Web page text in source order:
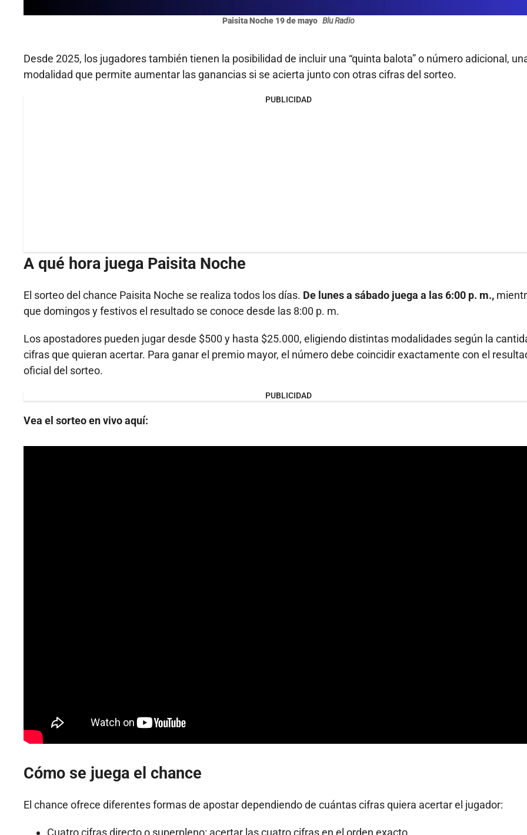
Paisita Noche 19 de mayo Blu Radio
Desde 2025, los jugadores también tienen la posibilidad de incluir una “quinta balota” o número adicional,
modalidad que permite aumentar las ganancias si se acierta junto con otras cifras del sorteo.
PUBLICIDAD
A qué hora juega Paisita Noche
El sorteo del chance Paisita Noche se realiza todos los días. De lunes a sábado juega a las 6:00 p. m.,
que domingos y festivos el resultado se conoce desde las 8:00 p. m.
Los apostadores pueden jugar desde $500 y hasta $25.000, eligiendo distintas modalidades según la
cifras que quieran acertar. Para ganar el premio mayor, el número debe coincidir exactamente con el
oficial del sorteo.
PUBLICIDAD
Vea el sorteo en vivo aquí:
Cómo se juega el chance
El chance ofrece diferentes formas de apostar dependiendo de cuántas cifras quiera acertar el jugador:
Cuatro cifras directo o superpleno: acertar las cuatro cifras en el orden exacto.